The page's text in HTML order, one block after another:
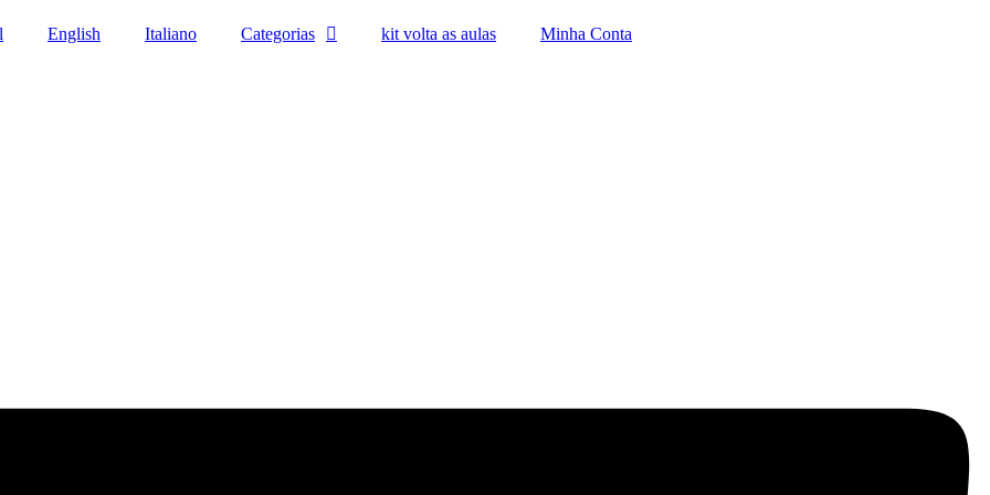
English Italiano Categorias kit volta as aulas Minha Conta